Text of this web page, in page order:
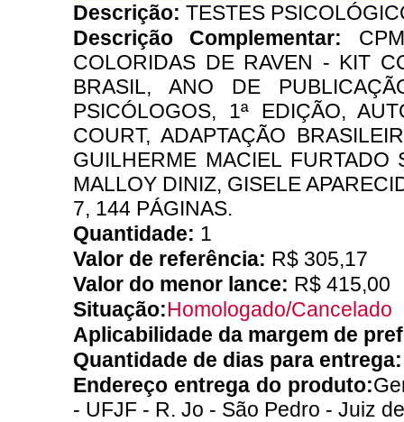
Descrição: TESTES
Descrição Complementar:
COLORIDAS DE RAVEN - KIT
BRASIL, ANO DE
PSICÓLOGOS, 1ª EDIÇÃO,
COURT, ADAPTAÇÃO
GUILHERME MACIEL FURTADO
MALLOY DINIZ, GISELE
7, 144 PÁGINAS.
Quantidade: 1
Valor de referência: R$ 305,17
Valor do menor lance: R$ 415,00
Situação:Homologado/Cancelado
Aplicabilidade da margem de
Quantidade de dias para
Endereço entrega do produto:
- UFJF - R. Jo - São Pedro - Juiz